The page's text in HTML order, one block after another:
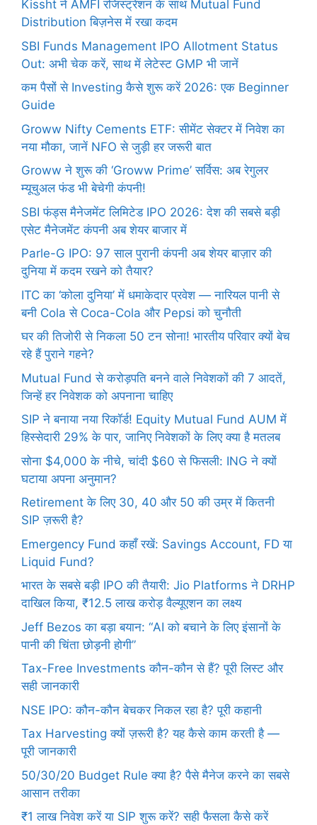
Kissht ने AMFI रजिस्ट्रेशन के साथ Mutual Fund
Distribution बिज़नेस में रखा कदम
SBI Funds Management IPO Allotment Status
Out: अभी चेक करें, साथ में लेटेस्ट GMP भी जानें
कम पैसों से Investing कैसे शुरू करें 2026: एक Beginner
Guide
Groww Nifty Cements ETF: सीमेंट सेक्टर में निवेश का
नया मौका, जानें NFO से जुड़ी हर जरूरी बात
Groww ने शुरू की ‘Groww Prime’ सर्विस: अब रेगुलर
म्यूचुअल फंड भी बेचेगी कंपनी!
SBI फंड्स मैनेजमेंट लिमिटेड IPO 2026: देश की सबसे बड़ी
एसेट मैनेजमेंट कंपनी अब शेयर बाजार में
Parle-G IPO: 97 साल पुरानी कंपनी अब शेयर बाज़ार की
दुनिया में कदम रखने को तैयार?
ITC का ‘कोला दुनिया’ में धमाकेदार प्रवेश — नारियल पानी से
बनी Cola से Coca-Cola और Pepsi को चुनौती
घर की तिजोरी से निकला 50 टन सोना! भारतीय परिवार क्यों बेच
रहे हैं पुराने गहने?
Mutual Fund से करोड़पति बनने वाले निवेशकों की 7 आदतें,
जिन्हें हर निवेशक को अपनाना चाहिए
SIP ने बनाया नया रिकॉर्ड! Equity Mutual Fund AUM में
हिस्सेदारी 29% के पार, जानिए निवेशकों के लिए क्या है मतलब
सोना $4,000 के नीचे, चांदी $60 से फिसली: ING ने क्यों
घटाया अपना अनुमान?
Retirement के लिए 30, 40 और 50 की उम्र में कितनी
SIP ज़रूरी है?
Emergency Fund कहाँ रखें: Savings Account, FD या
Liquid Fund?
भारत के सबसे बड़ी IPO की तैयारी: Jio Platforms ने DRHP
दाखिल किया, ₹12.5 लाख करोड़ वैल्यूएशन का लक्ष्य
Jeff Bezos का बड़ा बयान: “AI को बचाने के लिए इंसानों के
पानी की चिंता छोड़नी होगी”
Tax-Free Investments कौन-कौन से हैं? पूरी लिस्ट और
सही जानकारी
NSE IPO: कौन-कौन बेचकर निकल रहा है? पूरी कहानी
Tax Harvesting क्यों ज़रूरी है? यह कैसे काम करती है —
पूरी जानकारी
50/30/20 Budget Rule क्या है? पैसे मैनेज करने का सबसे
आसान तरीका
₹1 लाख निवेश करें या SIP शुरू करें? सही फैसला कैसे करें